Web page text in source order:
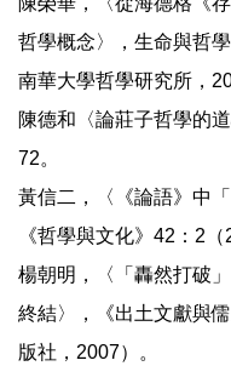
哲學概念〉，生命與哲
南華大學哲學研究所，
陳德和〈論莊子哲學的
72。
黃信二，〈《論語》中
《哲學與文化》42：2
楊朝明，〈「轟然打破
終結〉，《出土文獻與
版社，2007）。